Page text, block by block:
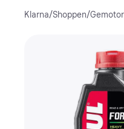
Klarna/Shoppen/